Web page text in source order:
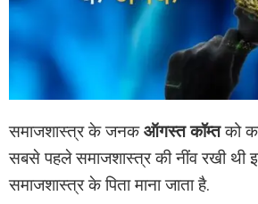
समाजशास्त्र के जनकऑगस्त कॉम्तको
सबसे पहले समाजशास्त्र की नींव रखी थी
समाजशास्त्र के पिता माना जाता है.